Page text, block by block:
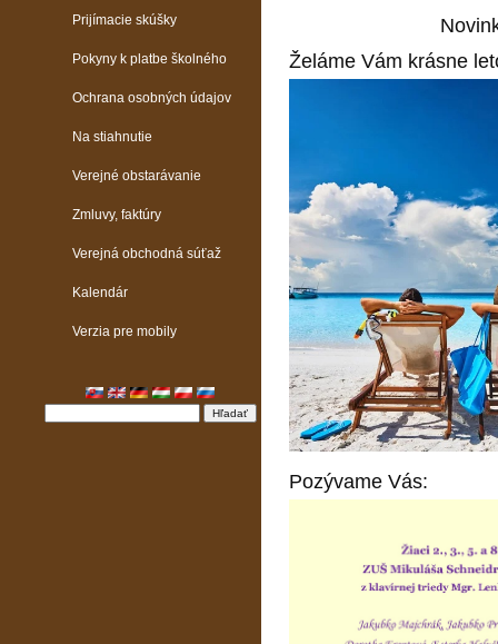
Prijímacie skúšky
Pokyny k platbe školného
Ochrana osobných údajov
Na stiahnutie
Verejné obstarávanie
Zmluvy, faktúry
Verejná obchodná súťaž
Kalendár
Verzia pre mobily
Želáme Vám krásne
Pozývame Vás: